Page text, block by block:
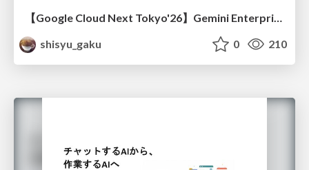
【Google Cloud Next Tokyo'26】Gemini Enterprise と Oracle AI Database で実現する、 業務データ活用を実現する AI エージェント実装
shisyu_gaku
0 210